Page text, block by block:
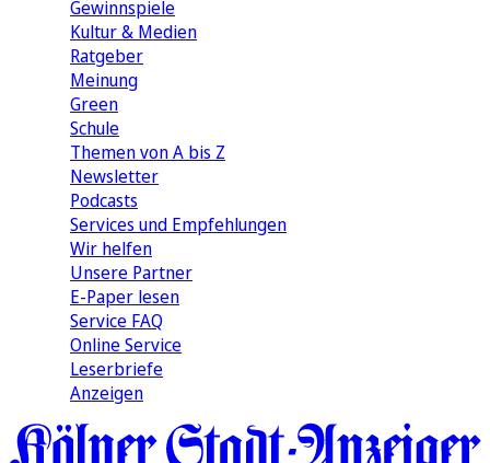
Gewinnspiele
Kultur & Medien
Ratgeber
Meinung
Green
Schule
Themen von A bis Z
Newsletter
Podcasts
Services und Empfehlungen
Wir helfen
Unsere Partner
E-Paper lesen
Service FAQ
Online Service
Leserbriefe
Anzeigen